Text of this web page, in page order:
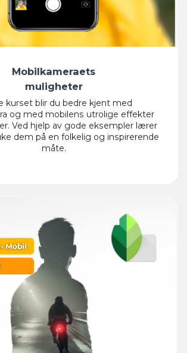
Mobilkameraets
muligheter
kurset blir du bedre kjent med
og med mobilens utrolige effekter
Ved hjelp av gode eksempler lærer
dem på en folkelig og inspirerende
måte.